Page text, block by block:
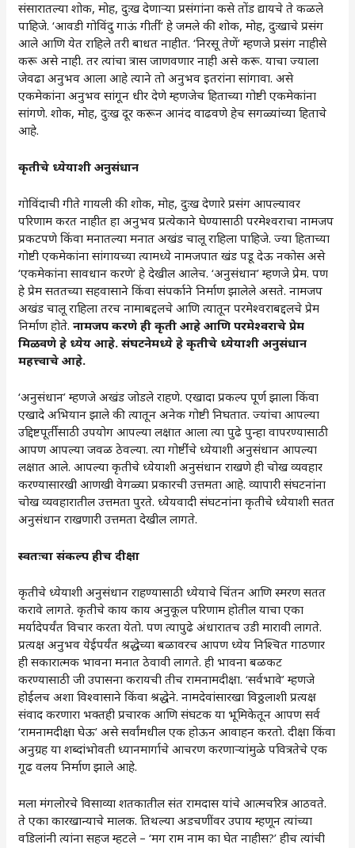
संसारातल्या शोक, मोह, दुःख देणाऱ्या प्रसंगांना कसे तोंड द्यायचे ते कळले
पाहिजे. ‘आवडी गोविंदु गाऊं गीतींं’ हे जमले की शोक, मोह, दुःखाचे प्रसंग
आले आणि येत राहिले तरी बाधत नाहीत. ‘निरसू तेणें’ म्हणजे प्रसंग नाहीसे
करू असे नाही. तर त्यांचा त्रास जाणवणार नाही असे करू. याचा ज्याला
जेवढा अनुभव आला आहे त्याने तो अनुभव इतरांना सांगावा. असे
एकमेकांना अनुभव सांगून धीर देणे म्हणजेच हिताच्या गोष्टी एकमेकांना
सांगणे. शोक, मोह, दुःख दूर करून आनंद वाढवणे हेच सगळ्यांच्या हिताचे
आहे.
कृतीचे ध्येयाशी अनुसंधान
गोविंदाची गीते गायली की शोक, मोह, दुःख देणारे प्रसंग आपल्यावर
परिणाम करत नाहीत हा अनुभव प्रत्येकाने घेण्यासाठी परमेश्वराचा नामजप
प्रकटपणे किंवा मनातल्या मनात अखंड चालू राहिला पाहिजे. ज्या हिताच्या
गोष्टी एकमेकांना सांगायच्या त्यामध्ये नामजपात खंड पडू देऊ नकोस असे
‘एकमेकांना सावधान करणे’ हे देखील आलेच. ‘अनुसंधान’ म्हणजे प्रेम. पण
हे प्रेम सततच्या सहवासाने किंवा संपर्काने निर्माण झालेले असते. नामजप
अखंड चालू राहिला तरच नामाबद्दलचे आणि त्यातून परमेश्वराबद्दलचे प्रेम
निर्माण होते.नामजप करणे ही कृती आहे आणि परमेश्वराचे प्रेम
मिळवणे हे ध्येय आहे. संघटनेमध्ये हे कृतीचे ध्येयाशी अनुसंधान
महत्त्वाचे आहे.
‘अनुसंधान’ म्हणजे अखंड जोडले राहणे. एखादा प्रकल्प पूर्ण झाला किंवा
एखादे अभियान झाले की त्यातून अनेक गोष्टी निघतात. ज्यांचा आपल्या
उद्दिष्टपूर्तीसाठी उपयोग आपल्या लक्षात आला त्या पुढे पुन्हा वापरण्यासाठी
आपण आपल्या जवळ ठेवल्या. त्या गोष्टींंचे ध्येयाशी अनुसंधान आपल्या
लक्षात आले. आपल्या कृतीचे ध्येयाशी अनुसंधान राखणे ही चोख व्यवहार
करण्यासारखी आणखी वेगळ्या प्रकारची उत्तमता आहे. व्यापारी संघटनांना
चोख व्यवहारातील उत्तमता पुरते. ध्येयवादी संघटनांना कृतीचे ध्येयाशी सतत
अनुसंधान राखणारी उत्तमता देखील लागते.
स्वतःचा संकल्प हीच दीक्षा
कृतीचे ध्येयाशी अनुसंधान राहण्यासाठी ध्येयाचे चिंतन आणि स्मरण सतत
करावे लागते. कृतीचे काय काय अनुकूल परिणाम होतील याचा एका
मर्यादेपर्यंत विचार करता येतो. पण त्यापुढे अंधारातच उडी मारावी लागते.
प्रत्यक्ष अनुभव येईपर्यंत श्रद्धेच्या बळावरच आपण ध्येय निश्चित गाठणार
ही सकारात्मक भावना मनात ठेवावी लागते. ही भावना बळकट
करण्यासाठी जी उपासना करायची तीच रामनामदीक्षा. ‘सर्वभावे’ म्हणजे
होईलच अशा विश्वासाने किंवा श्रद्धेने. नामदेवांसारखा विठ्ठलाशी प्रत्यक्ष
संवाद करणारा भक्तही प्रचारक आणि संघटक या भूमिकेतून आपण सर्व
‘रामनामदीक्षा घेऊ’ असे सर्वांमधील एक होऊन आवाहन करतो. दीक्षा किंवा
अनुग्रह या शब्दांभोवती ध्यानमार्गाचे आचरण करणाऱ्यांमुळे पवित्रतेचे एक
गूढ वलय निर्माण झाले आहे.
मला मंगलोरचे विसाव्या शतकातील संत रामदास यांचे आत्मचरित्र आठवते.
ते एका कारखान्याचे मालक. तिथल्या अडचणींवर उपाय म्हणून त्यांच्या
वडिलांनी त्यांना सहज म्हटले – ‘मग राम नाम का घेत नाहीस?’ हीच त्यांची